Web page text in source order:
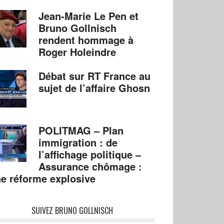
Jean-Marie Le Pen et
Bruno Gollnisch
rendent hommage à
Roger Holeindre
Débat sur RT France au
sujet de l’affaire Ghosn
POLITMAG – Plan
immigration : de
l’affichage politique –
Assurance chômage :
réforme explosive
SUIVEZ BRUNO GOLLNISCH